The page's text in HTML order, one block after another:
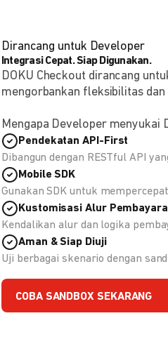
Dirancang untuk Developer
Integrasi Cepat. Siap Digunakan.
DOKU Checkout dirancang
mengorbankan fleksibilitas
Mengapa Developer menyukai
Pendekatan API-First
Dibangun dengan RESTful API
Mobile SDK
Gunakan SDK untuk
Kustomisasi Alur
Kendalikan alur dan logika
Aman & Siap Diuji
Uji berbagai skenario dengan
COBA SANDBOX SEKARANG